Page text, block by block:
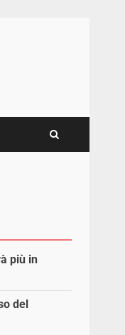
più in
del